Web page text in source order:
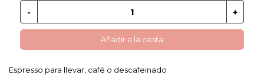
Añadir a la cesta
Espresso para llevar, café o descafeinado